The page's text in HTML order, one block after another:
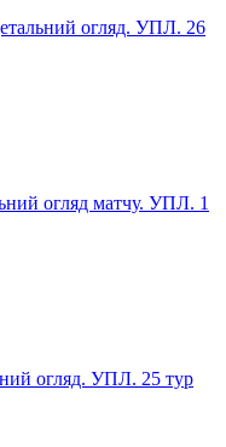
огляд. УПЛ. 26
огляд матчу. УПЛ. 1
огляд. УПЛ. 25 тур